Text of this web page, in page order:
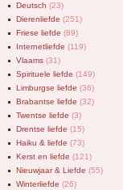
Deutsch (23)
Dierenliefde (251)
Friese liefde (89)
Internetliefde (119)
Vlaams (31)
Spirituele liefde (149)
Limburgse liefde (36)
Brabantse liefde (32)
Twentse liefde (3)
Drentse liefde (15)
Haiku & liefde (73)
Kerst en liefde (121)
Nieuwjaar & Liefde (55)
Winterliefde (26)